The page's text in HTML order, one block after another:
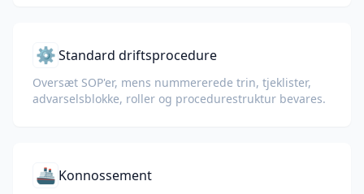
⚙️Standard driftsprocedure
Oversæt SOP'er, mens nummererede trin, tjeklister,
advarselsblokke, roller og procedurestruktur bevares.
🚢 Konnossement